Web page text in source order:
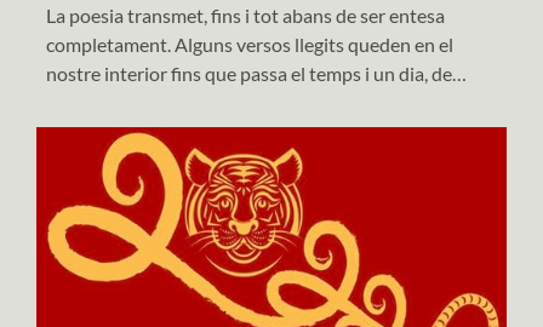
La poesia transmet, fins i tot abans de ser entesa
completament. Alguns versos llegits queden en el
nostre interior fins que passa el temps i un dia, de